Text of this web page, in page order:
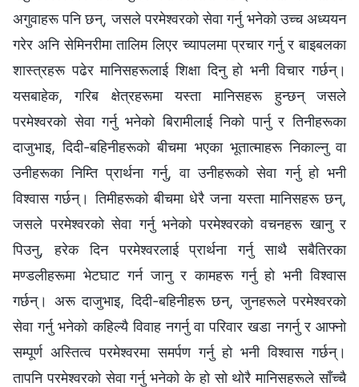
अगुवाहरू पनि छन्, जसले परमेश्‍वरको सेवा गर्नु भनेको उच्च अध्ययन
गरेर अनि सेमिनरीमा तालिम लिएर च्यापलमा प्रचार गर्नु र बाइबलका
शास्त्रहरू पढेर मानिसहरूलाई शिक्षा दिनु हो भनी विचार गर्छन्।
यसबाहेक, गरिब क्षेत्रहरूमा यस्ता मानिसहरू हुन्छन् जसले
परमेश्‍वरको सेवा गर्नु भनेको बिरामीलाई निको पार्नु र तिनीहरूका
दाजुभाइ, दिदी-बहिनीहरूको बीचमा भएका भूतात्माहरू निकाल्नु वा
उनीहरूका निम्ति प्रार्थना गर्नु, वा उनीहरूको सेवा गर्नु हो भनी
विश्‍वास गर्छन्। तिमीहरूको बीचमा धेरै जना यस्ता मानिसहरू छन्,
जसले परमेश्‍वरको सेवा गर्नु भनेको परमेश्‍वरको वचनहरू खानु र
पिउनु, हरेक दिन परमेश्‍वरलाई प्रार्थना गर्नु साथै सबैतिरका
मण्डलीहरूमा भेटघाट गर्न जानु र कामहरू गर्नु हो भनी विश्‍वास
गर्छन्। अरू दाजुभाइ, दिदी-बहिनीहरू छन्, जुनहरूले परमेश्‍वरको
सेवा गर्नु भनेको कहिल्यै विवाह नगर्नु वा परिवार खडा नगर्नु र आफ्नो
सम्पूर्ण अस्तित्व परमेश्‍वरमा समर्पण गर्नु हो भनी विश्‍वास गर्छन्।
तापनि परमेश्‍वरको सेवा गर्नु भनेको के हो सो थोरै मानिसहरूले साँच्चै